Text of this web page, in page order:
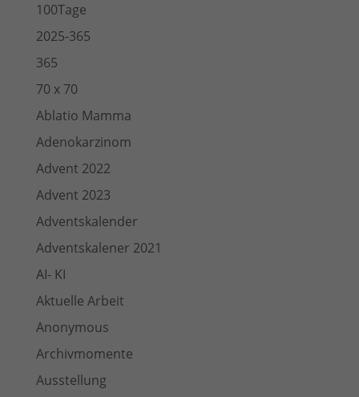
100Tage
2025-365
365
70 x 70
Ablatio Mamma
Adenokarzinom
Advent 2022
Advent 2023
Adventskalender
Adventskalener 2021
AI- KI
Aktuelle Arbeit
Anonymous
Archivmomente
Ausstellung